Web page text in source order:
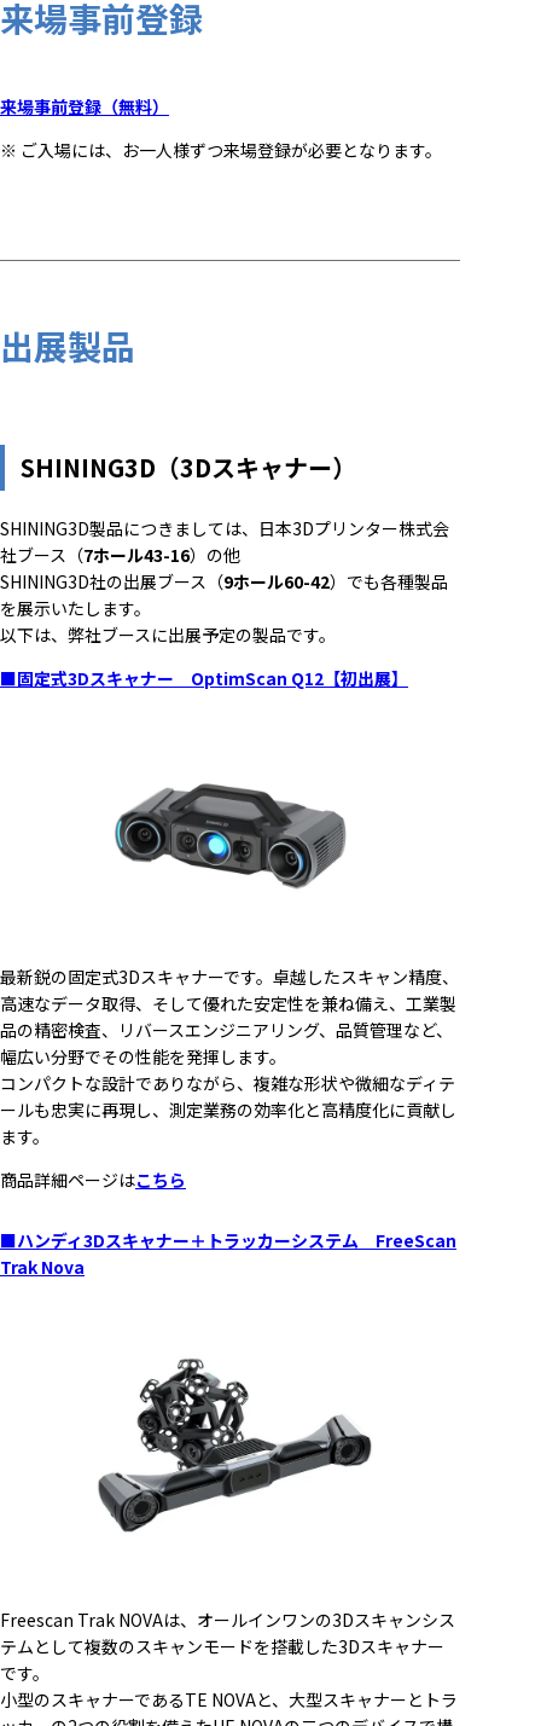
来場事前登録
来場事前登録（無料）
※ ご入場には、お一人様ずつ来場登録が必要となります。
出展製品
SHINING3D（3Dスキャナー）
SHINING3D製品につきましては、日本3Dプリンター株式会
社ブース（7ホール43-16）の他
SHINING3D社の出展ブース（9ホール60-42）でも各種製品
を展示いたします。
以下は、弊社ブースに出展予定の製品です。
■固定式3Dスキャナー OptimScan Q12【初出展】
最新鋭の固定式3Dスキャナーです。卓越したスキャン精度、
高速なデータ取得、そして優れた安定性を兼ね備え、工業製
品の精密検査、リバースエンジニアリング、品質管理など、
幅広い分野でその性能を発揮します。
コンパクトな設計でありながら、複雑な形状や微細なディテ
ールも忠実に再現し、測定業務の効率化と高精度化に貢献し
ます。
商品詳細ページはこちら
■ハンディ3Dスキャナー＋トラッカーシステム FreeScan
Trak Nova
Freescan Trak NOVAは、オールインワンの3Dスキャンシス
テムとして複数のスキャンモードを搭載した3Dスキャナー
です。
小型のスキャナーであるTE NOVAと、大型スキャナーとトラ